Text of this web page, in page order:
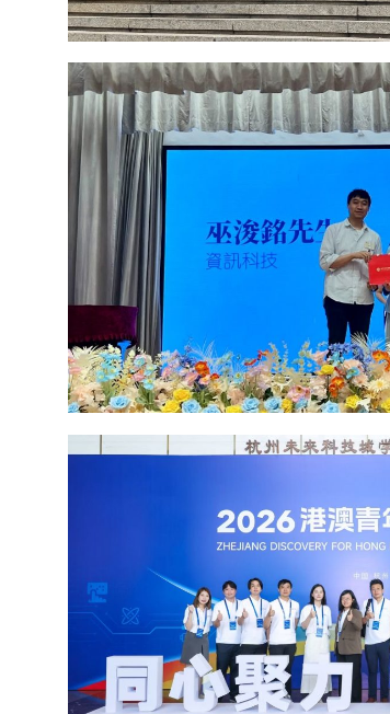
2026 World Artificial Intelligence
NineSmart CEO Lucas Inspires at
Marketing to PropTech">